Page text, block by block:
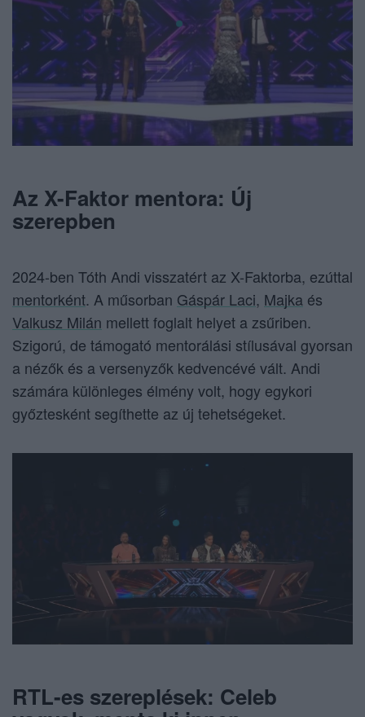
Az X-Faktor mentora: Új
szerepben
2024-ben Tóth Andi visszatért az X-Faktorba, ezúttal
mentorként. A műsorban Gáspár Laci, Majka és
Valkusz Milán mellett foglalt helyet a zsűriben.
Szigorú, de támogató mentorálási stílusával gyorsan
a nézők és a versenyzők kedvencévé vált. Andi
számára különleges élmény volt, hogy egykori
győztesként segíthette az új tehetségeket.
RTL-es szereplések: Celeb